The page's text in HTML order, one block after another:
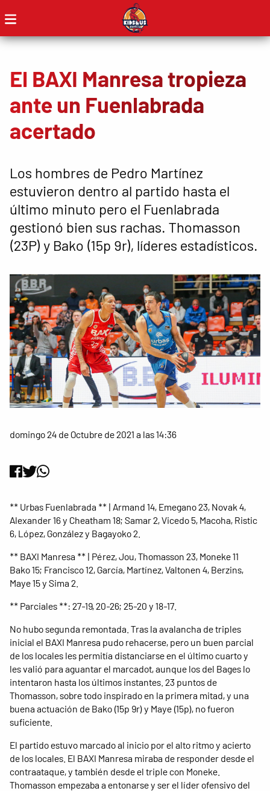
El BAXI Manresa tropieza
ante un Fuenlabrada
acertado
Los hombres de Pedro Martínez
estuvieron dentro al partido hasta el
último minuto pero el Fuenlabrada
gestionó bien sus rachas. Thomasson
(23P) y Bako (15p 9r), líderes estadísticos.
domingo 24 de Octubre de 2021 a las 14:36
** Urbas Fuenlabrada ** | Armand 14, Emegano 23, Novak 4,
Alexander 16 y Cheatham 18; Samar 2, Vicedo 5, Macoha, Ristic
6, López, González y Bagayoko 2.
** BAXI Manresa ** | Pérez, Jou, Thomasson 23, Moneke 11
Bako 15; Francisco 12, García, Martínez, Valtonen 4, Berzins,
Maye 15 y Sima 2.
** Parciales **: 27-19, 20-26; 25-20 y 18-17.
No hubo segunda remontada. Tras la avalancha de triples
inicial el BAXI Manresa pudo rehacerse, pero un buen parcial
de los locales les permitía distanciarse en el último cuarto y
les valió para aguantar el marcadot, aunque los del Bages lo
intentaron hasta los últimos instantes. 23 puntos de
Thomasson, sobre todo inspirado en la primera mitad, y una
buena actuación de Bako (15p 9r) y Maye (15p), no fueron
suficiente.
El partido estuvo marcado al inicio por el alto ritmo y acierto
de los locales. El BAXI Manresa miraba de responder desde el
contraataque, y también desde el triple con Moneke.
Thomasson empezaba a entonarse y ser el líder ofensivo del